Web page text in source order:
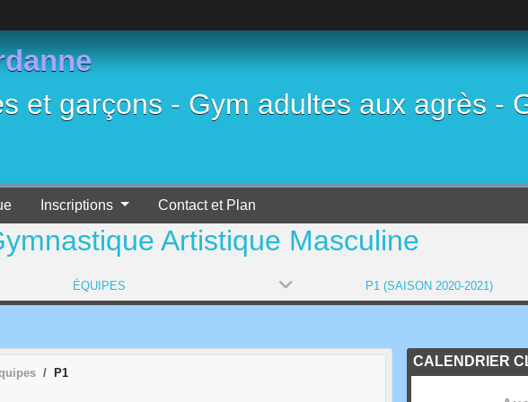
et garçons - Gym adultes aux agrès -
Inscriptions Contact et Plan
Artistique Masculine
ÉQUIPES P1 (SAISON 2020-2021)
P1
CALENDRIER